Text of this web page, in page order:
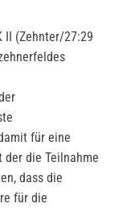
II (Zehnter/27:29
für eine
der die Teilnahme
dass die
für die